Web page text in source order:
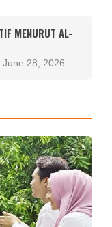
MENURUT AL-
June 28, 2026